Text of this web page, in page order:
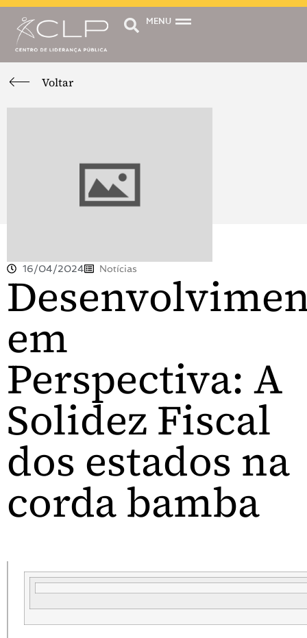
MENU
Voltar
16/04/2024 Notícias
em
Perspectiva: A
Solidez Fiscal
dos estados na
corda bamba